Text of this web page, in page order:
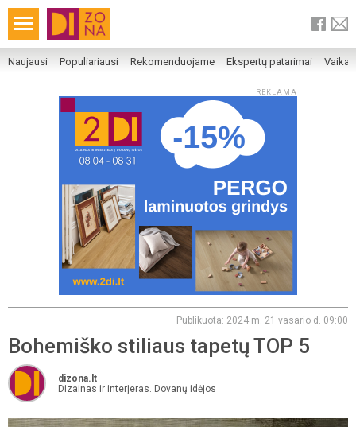
Naujausi Populiariausi Rekomenduojame Ekspertų patarimai
REKLAMA
Publikuota: 2024 m. 21 vasario d. 09:00
Bohemiško stiliaus tapetų TOP 5
dizona.lt
Dizainas ir interjeras. Dovanų idėjos